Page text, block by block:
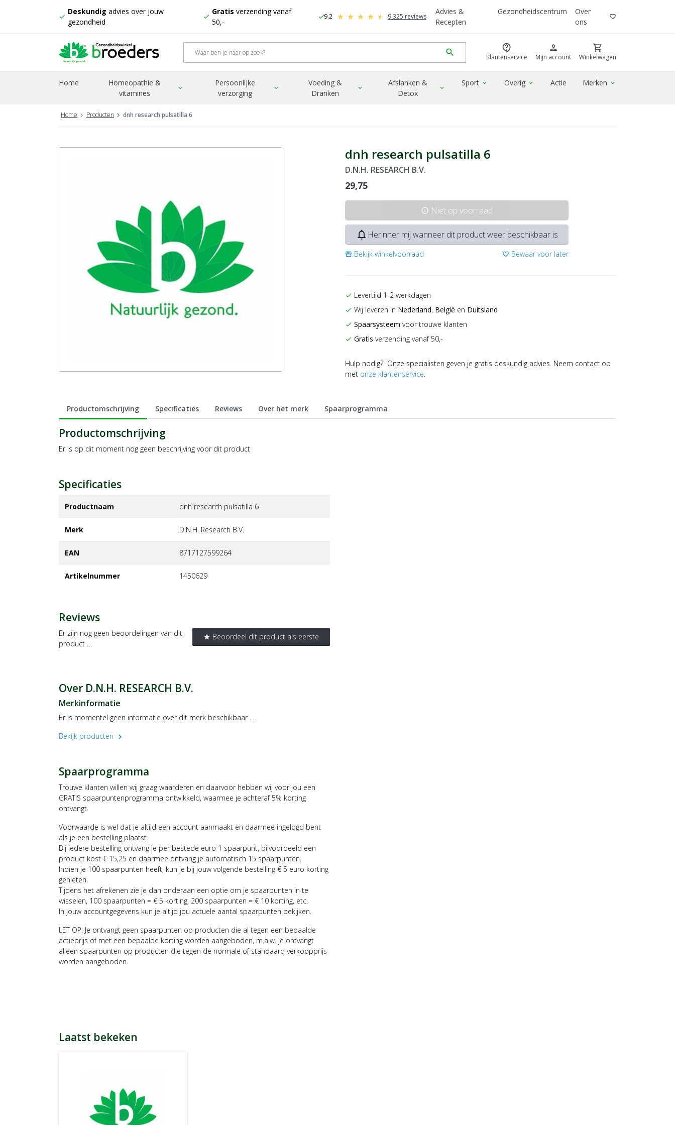
check
Deskundig advies over jouw
gezondheid
check
Gratis verzending vanaf
50,-
check9.2 9.325 reviews
Advies &
Recepten
Gezondheidscentrum
Over
ons
favorite_border
search contact_support
Klantenservice
person
Mijn account
shopping_cart
Winkelwagen
Home
Homeopathie &
vitamines
expand_more
Persoonlijke
verzorging
expand_more
Voeding &
Dranken
expand_more
Afslanken &
Detox
expand_more
Sport expand_more Overig expand_more Actie Merken expand_more
Home Producten dnh research pulsatilla 6
dnh research pulsatilla 6
D.N.H. RESEARCH B.V.
29,75
info Niet op voorraad
notifications_none Herinner mij wanneer dit product weer beschikbaar is
storefront Bekijk winkelvoorraad favorite_border Bewaar voor later
check Levertijd 1-2 werkdagen
check Wij leveren in Nederland, België en Duitsland
check Spaarsysteem voor trouwe klanten
check Gratis verzending vanaf 50,-
Hulp nodig? Onze specialisten geven je gratis deskundig advies. Neem contact op
met onze klantenservice.
Productomschrijving Specificaties Reviews Over het merk Spaarprogramma
Productomschrijving
Er is op dit moment nog geen beschrijving voor dit product
Specificaties
Productnaam dnh research pulsatilla 6
Merk d.n.h. research b.v.
EAN 8717127599264
Artikelnummer 1450629
Reviews
star Beoordeel dit product als eerste
Er zijn nog geen beoordelingen van dit
product …
Over D.N.H. RESEARCH B.V.
Merkinformatie
Er is momentel geen informatie over dit merk beschikbaar …
Bekijk producten
chevron_right
Spaarprogramma
Trouwe klanten willen wij graag waarderen en daarvoor hebben wij voor jou een
GRATIS spaarpuntenprogramma ontwikkeld, waarmee je achteraf 5% korting
ontvangt.
Voorwaarde is wel dat je altijd een account aanmaakt en daarmee ingelogd bent
als je een bestelling plaatst.
Bij iedere bestelling ontvang je per bestede euro 1 spaarpunt, bijvoorbeeld een
product kost € 15,25 en daarmee ontvang je automatisch 15 spaarpunten.
Indien je 100 spaarpunten heeft, kun je bij jouw volgende bestelling € 5 euro korting
genieten.
Tijdens het afrekenen zie je dan onderaan een optie om je spaarpunten in te
wisselen, 100 spaarpunten = € 5 korting, 200 spaarpunten = € 10 korting, etc.
In jouw accountgegevens kun je altijd jou actuele aantal spaarpunten bekijken.
LET OP: Je ontvangt geen spaarpunten op producten die al tegen een bepaalde
actieprijs of met een bepaalde korting worden aangeboden, m.a.w. je ontvangt
alleen spaarpunten op producten die tegen de normale of standaard verkoopprijs
worden aangeboden.
Laatst bekeken